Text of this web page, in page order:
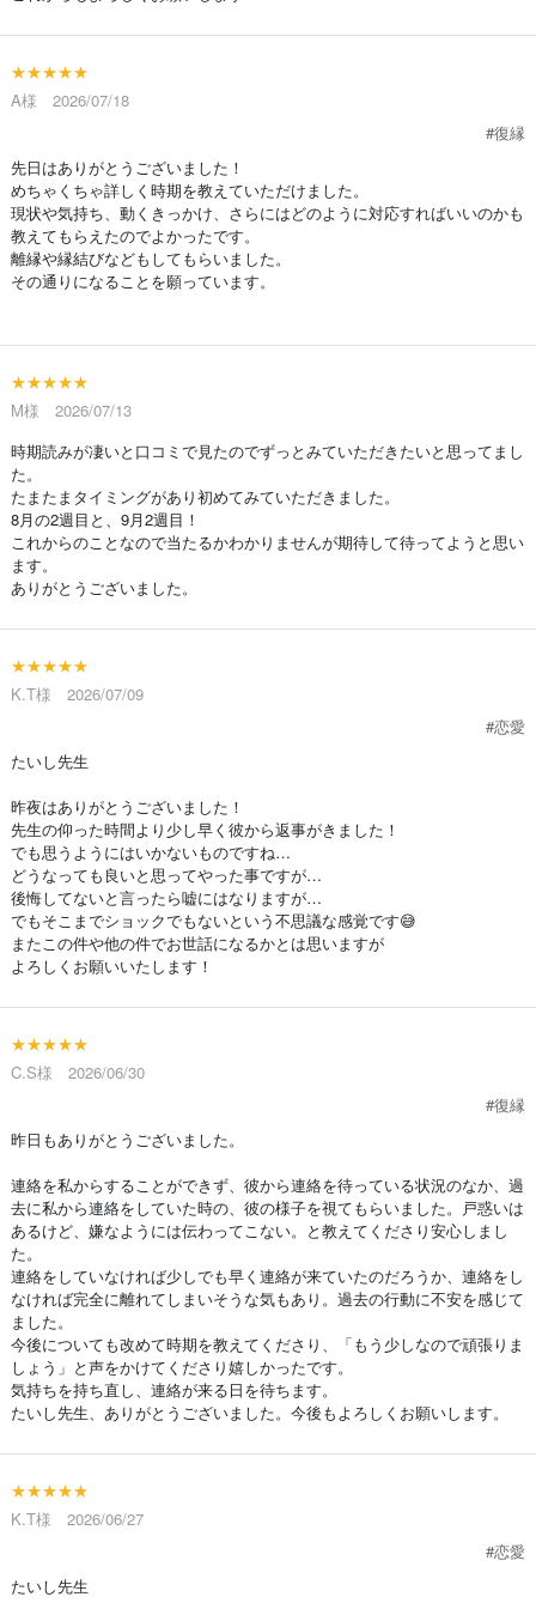
★★★★★
A様 2026/07/18
#復縁
先日はありがとうございました！
めちゃくちゃ詳しく時期を教えていただけました。
現状や気持ち、動くきっかけ、さらにはどのように対応すればいいのかも
教えてもらえたのでよかったです。
離縁や縁結びなどもしてもらいました。
その通りになることを願っています。
★★★★★
M様 2026/07/13
時期読みが凄いと口コミで見たのでずっとみていただきたいと思ってまし
た。
たまたまタイミングがあり初めてみていただきました。
8月の2週目と、9月2週目！
これからのことなので当たるかわかりませんが期待して待ってようと思い
ます。
ありがとうございました。
★★★★★
K.T様 2026/07/09
#恋愛
たいし先生
昨夜はありがとうございました！
先生の仰った時間より少し早く彼から返事がきました！
でも思うようにはいかないものですね…
どうなっても良いと思ってやった事ですが…
後悔してないと言ったら嘘にはなりますが…
でもそこまでショックでもないという不思議な感覚です😅
またこの件や他の件でお世話になるかとは思いますが
よろしくお願いいたします！
★★★★★
C.S様 2026/06/30
#復縁
昨日もありがとうございました。
連絡を私からすることができず、彼から連絡を待っている状況のなか、過
去に私から連絡をしていた時の、彼の様子を視てもらいました。戸惑いは
あるけど、嫌なようには伝わってこない。と教えてくださり安心しまし
た。
連絡をしていなければ少しでも早く連絡が来ていたのだろうか、連絡をし
なければ完全に離れてしまいそうな気もあり。過去の行動に不安を感じて
ました。
今後についても改めて時期を教えてくださり、「もう少しなので頑張りま
しょう」と声をかけてくださり嬉しかったです。
気持ちを持ち直し、連絡が来る日を待ちます。
たいし先生、ありがとうございました。今後もよろしくお願いします。
★★★★★
K.T様 2026/06/27
#恋愛
たいし先生